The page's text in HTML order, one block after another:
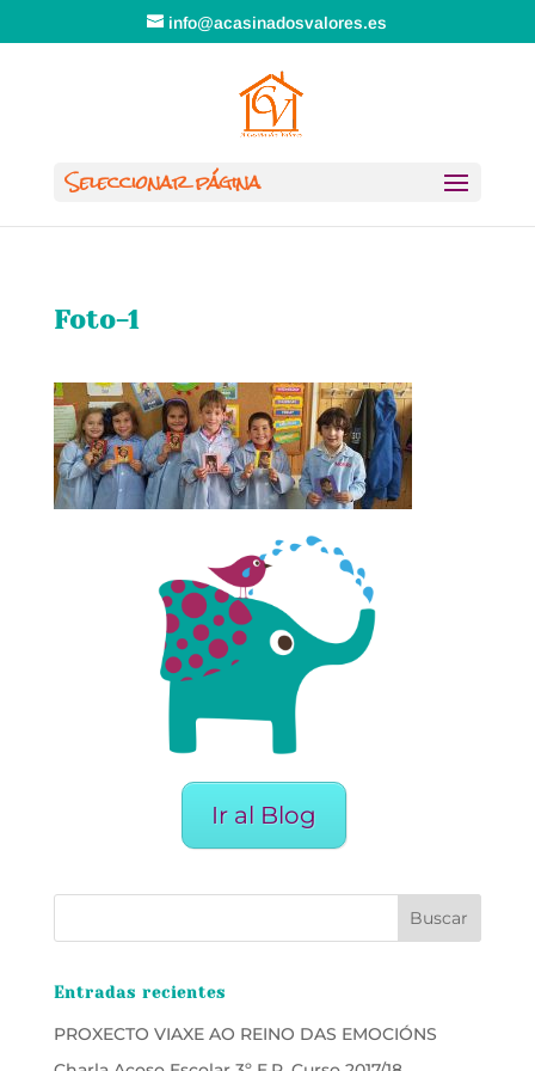
info@acasinadosvalores.es
Seleccionar página
Foto-1
Ir al Blog
Entradas recientes
PROXECTO VIAXE AO REINO DAS EMOCIÓNS